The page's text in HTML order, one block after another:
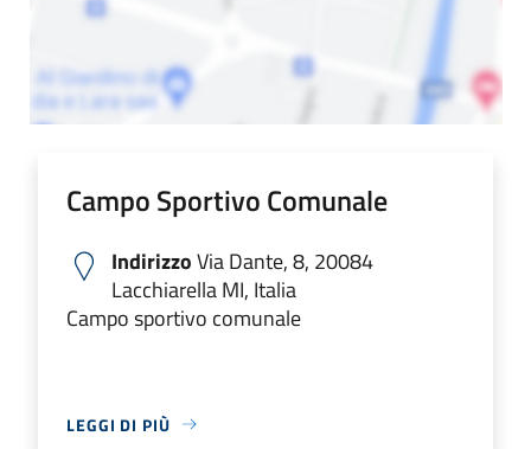
Campo Sportivo Comunale
IndirizzoVia Dante, 8, 20084
Lacchiarella MI, Italia
Campo sportivo comunale
LEGGI DI PIÙ